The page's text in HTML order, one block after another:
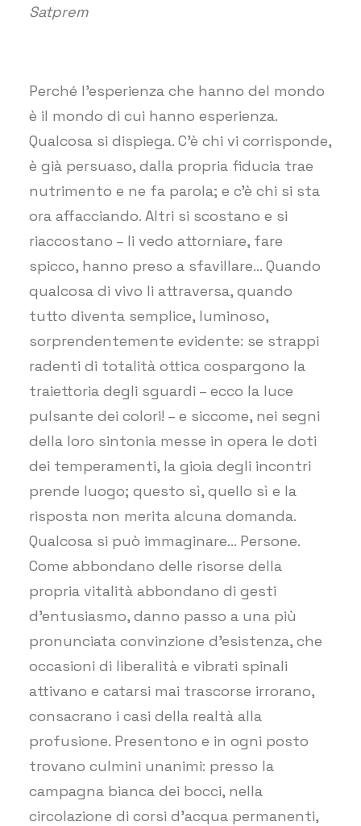
Satprem
Perché l’esperienza che hanno del mondo
è il mondo di cui hanno esperienza.
Qualcosa si dispiega. C’è chi vi corrisponde,
è già persuaso, dalla propria fiducia trae
nutrimento e ne fa parola; e c’è chi si sta
ora affacciando. Altri si scostano e si
riaccostano – li vedo attorniare, fare
spicco, hanno preso a sfavillare… Quando
qualcosa di vivo li attraversa, quando
tutto diventa semplice, luminoso,
sorprendentemente evidente: se strappi
radenti di totalità ottica cospargono la
traiettoria degli sguardi – ecco la luce
pulsante dei colori! – e siccome, nei segni
della loro sintonia messe in opera le doti
dei temperamenti, la gioia degli incontri
prende luogo; questo sì, quello sì e la
risposta non merita alcuna domanda.
Qualcosa si può immaginare… Persone.
Come abbondano delle risorse della
propria vitalità abbondano di gesti
d’entusiasmo, danno passo a una più
pronunciata convinzione d’esistenza, che
occasioni di liberalità e vibrati spinali
attivano e catarsi mai trascorse irrorano,
consacrano i casi della realtà alla
profusione. Presentono e in ogni posto
trovano culmini unanimi: presso la
campagna bianca dei bocci, nella
circolazione di corsi d’acqua permanenti,